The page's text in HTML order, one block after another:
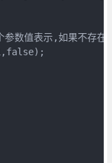
参数值表示,如果不存